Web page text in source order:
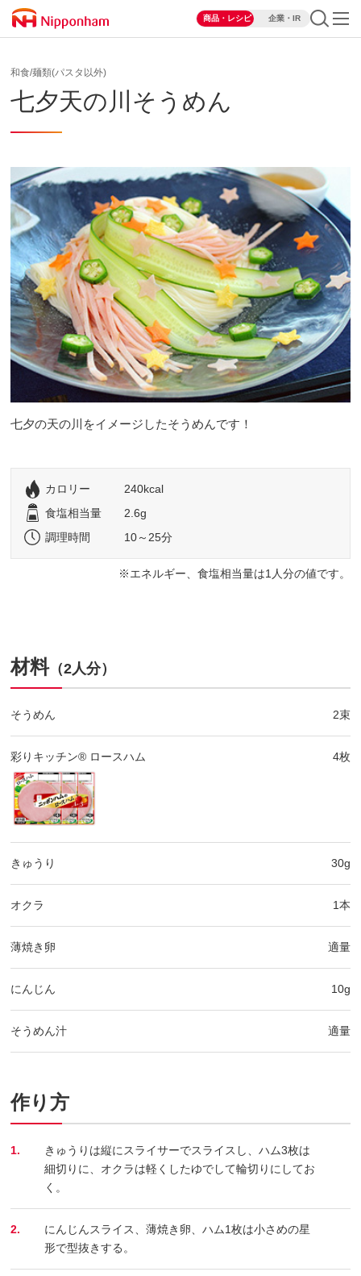
商品・レシピ 企業・IR
和食/麺類(パスタ以外)
七夕天の川そうめん
七夕の天の川をイメージしたそうめんです！
カロリー
240kcal
食塩相当量
2.6g
調理時間
10～25分
エネルギー、食塩相当量は1人分の値です。
材料（2人分）
そうめん 2束
彩りキッチン® ロースハム 4枚
きゅうり 30g
オクラ 1本
薄焼き卵 適量
にんじん 10g
そうめん汁 適量
作り方
1.
きゅうりは縦にスライサーでスライスし、ハム3枚は
細切りに、オクラは軽くしたゆでして輪切りにしてお
く。
2.
にんじんスライス、薄焼き卵、ハム1枚は小さめの星
形で型抜きする。